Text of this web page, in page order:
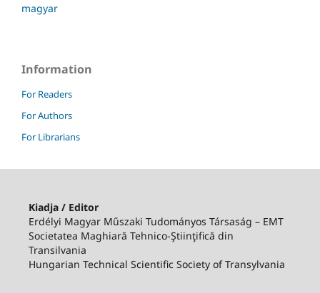
magyar
Information
For Readers
For Authors
For Librarians
Kiadja / Editor
Erdélyi Magyar Műszaki Tudományos Társaság – EMT
Societatea Maghiară Tehnico-Ştiinţifică din
Transilvania
Hungarian Technical Scientific Society of Transylvania